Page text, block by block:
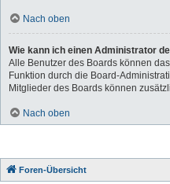
Nach oben
Wie kann ich einen Administrator
Alle Benutzer des Boards können
Funktion durch die Board-
Mitglieder des Boards können
Nach oben
Foren-Übersicht